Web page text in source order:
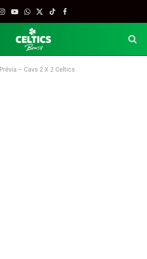
Instagram
YouTube
WhatsApp
X
TikTokFacebook
Prévia – Cavs 2 X 2 Celtics